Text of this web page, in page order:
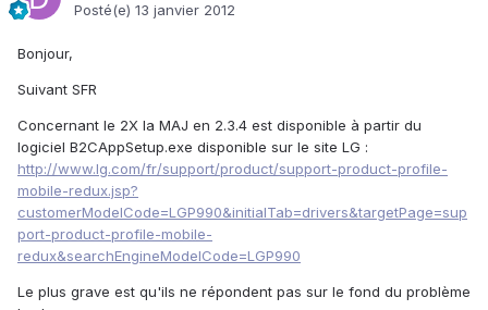
Posté(e) 13 janvier 2012
Bonjour,
Suivant SFR
Concernant le 2X la MAJ en 2.3.4 est disponible à partir du
logiciel B2CAppSetup.exe disponible sur le site LG :
http://www.lg.com/fr/support/product/support-product-profile-
mobile-redux.jsp?
customerModelCode=LGP990&initialTab=drivers&targetPage=sup
port-product-profile-mobile-
redux&searchEngineModelCode=LGP990
Le plus grave est qu'ils ne répondent pas sur le fond du problème